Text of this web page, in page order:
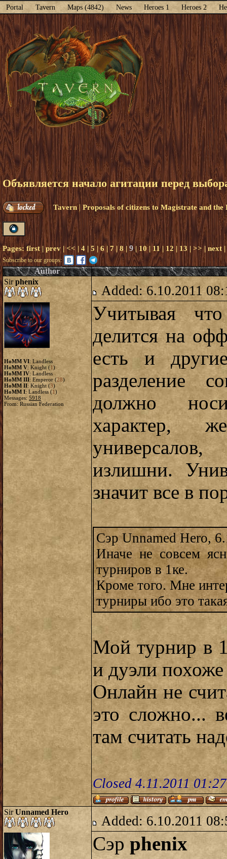
Portal Tavern Maps (4842) News Heroes 1 Heroes 2
Объявляется начало агитации перед
Tavern| Proposals of citizens to Magistrate and the
Pages: first| prev |<<|4 | 5 |6| 7 |8|9|10| 11| 12 | 13 | >>| next|
Subscribe to our groups:
Author
Sirphenix
HoMM VI: Landless
HoMM V: Knight (1)
HoMM IV: Landless
HoMM III: Emperor (28)
HoMM II: Knight (3)
HoMM I: Landless (1)
Messages: 5918
From: Russian Federation
Added: 6.10.2011
Учитывая
делится на
есть и
разделение
должно
характер,
излишни.
значит все в
Сэр Unnamed Hero,
Иначе не совсем
турниров в 1ке.
Кроме того. Мне
турниры ибо это
Мой турнир в
и дуэли похоже
Онлайн не
это сложно...
там считать
Closed 4.11.2011
SirUnnamed Hero
Added: 6.10.2011
Сэр phenix